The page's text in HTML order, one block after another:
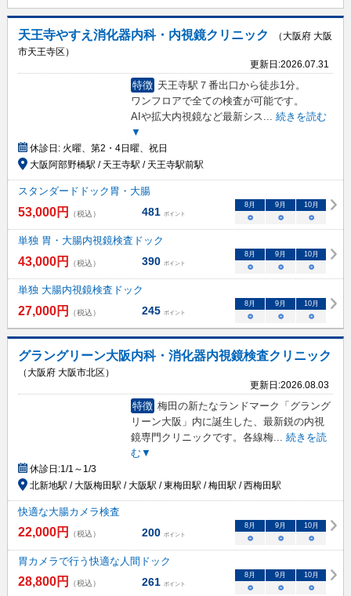
天王寺やすえ消化器内科・内視鏡クリニック
（大阪府 大阪
市天王寺区）
更新日:2026.07.31
特徴 天王寺駅７番出口から徒歩1分。
ワンフロアで全ての検査が可能です。
AIや拡大内視鏡など最新シス... 続きを読む
▼
休診日:火曜、第2・4日曜、祝日
大阪阿部野橋駅 / 天王寺駅 / 天王寺駅前駅
スタンダードドック胃・大腸
53,000円 （税込） 481 ポイント
8月 9月 10月
○ ○ ○
単独 胃・大腸内視鏡検査ドック
43,000円 （税込） 390 ポイント
8月 9月 10月
○ ○ ○
単独 大腸内視鏡検査ドック
27,000円 （税込） 245 ポイント
8月 9月 10月
○ ○ ○
グラングリーン大阪内科・消化器内視鏡検査クリニック
（大阪府 大阪市北区）
更新日:2026.08.03
特徴 梅田の新たなランドマーク「グラング
リーン大阪」内に誕生した、最新鋭の内視
鏡専門クリニックです。各線梅...
続きを読
む▼
休診日:1/1～1/3
北新地駅 / 大阪梅田駅 / 大阪駅 / 東梅田駅 / 梅田駅 / 西梅田駅
快適な大腸カメラ検査
22,000円 （税込） 200 ポイント
8 月 9 月 10月
○ ○ ○
胃カメラで行う快適な人間ドック
28,800円 （税込） 261 ポイント
8 月 9 月 10月
○ ○ ○